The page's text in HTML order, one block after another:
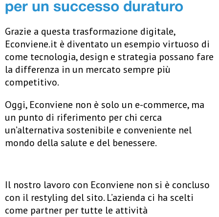
per un successo duraturo
Grazie a questa trasformazione digitale,
Econviene.it è diventato un esempio virtuoso di
come tecnologia, design e strategia possano fare
la differenza in un mercato sempre più
competitivo.
Oggi, Econviene non è solo un e-commerce, ma
un punto di riferimento per chi cerca
un’alternativa sostenibile e conveniente nel
mondo della salute e del benessere.
Il nostro lavoro con Econviene non si è concluso
con il restyling del sito. L’azienda ci ha scelti
come partner per tutte le attività